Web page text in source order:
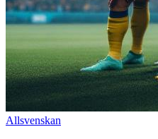
Allsvenskan